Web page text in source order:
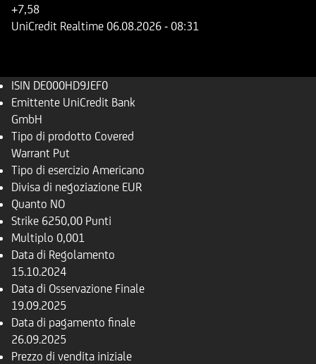
+7,58
UniCredit Realtime 06.08.2026 - 08:31
ISIN DE000HD9JEF0
Emittente UniCredit Bank
GmbH
Tipo di prodotto Covered
Warrant Put
Tipo di esercizio Americano
Divisa di negoziazione EUR
Quanto NO
Strike 6250,00 Punti
Multiplo 0,001
Data di Regolamento
15.10.2024
Data di Osservazione Finale
19.09.2025
Data di pagamento finale
26.09.2025
Prezzo di vendita iniziale